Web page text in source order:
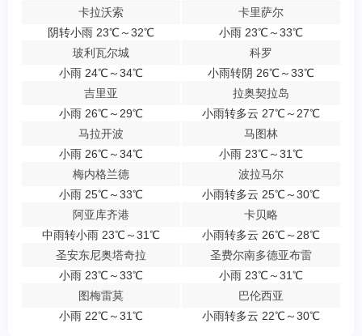
卡拉沃索
阴转小雨 23℃～32℃
卡里萨尔
小雨 23℃～33℃
玻利瓦尔城
小雨 24℃～34℃
科罗
小雨转阴 26℃～33℃
吉里亚
小雨 26℃～29℃
拉奥契拉岛
小雨转多云 27℃～27℃
马拉开波
小雨 26℃～34℃
马图林
小雨 23℃～31℃
梅内格兰德
小雨 25℃～33℃
波拉马尔
小雨转多云 25℃～30℃
阿亚库齐港
中雨转小雨 23℃～31℃
卡贝略
小雨转多云 26℃～28℃
圣安东尼奥塔奇拉
小雨 23℃～33℃
圣费尔南多德亚布雷
小雨 23℃～31℃
图梅雷莫
小雨 22℃～31℃
巴伦西亚
小雨转多云 22℃～30℃